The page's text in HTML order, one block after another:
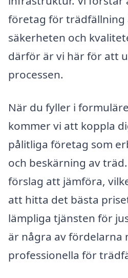
företag för trädfällning
säkerheten och
därför är vi här för att
processen.
När du fyller i
kommer vi att koppla
pålitliga företag som
och beskärning av
förslag att jämföra,
att hitta det bästa
lämpliga tjänsten för
är några av fördelarna
professionella för